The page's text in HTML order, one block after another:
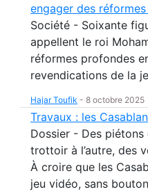
engager des
Société - Soixante
appellent le roi
réformes profondes
revendications de la
Hajar Toufik - 8 octobre 2025
Travaux : les
Dossier - Des piétons
trottoir à l’autre, des
À croire que les
jeu vidéo, sans